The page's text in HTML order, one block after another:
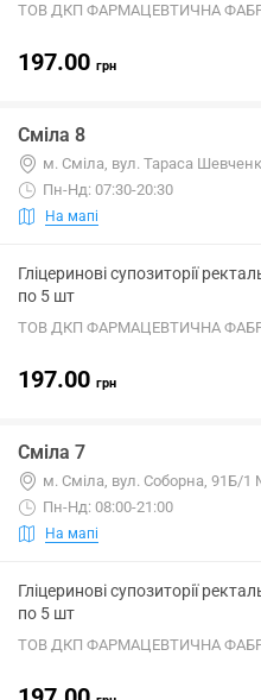
ТОВ ДКП ФАРМАЦЕВТИЧНА
197.00 грн
Сміла 8
м. Сміла, вул. Тараса
Пн-Нд: 07:30-20:30
На мапі
Гліцеринові супозиторії
по 5 шт
ТОВ ДКП ФАРМАЦЕВТИЧНА
197.00 грн
Сміла 7
м. Сміла, вул. Соборна, 91Б/1
Пн-Нд: 08:00-21:00
На мапі
Гліцеринові супозиторії
по 5 шт
ТОВ ДКП ФАРМАЦЕВТИЧНА